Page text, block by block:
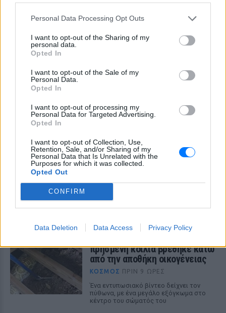
Personal Data Processing Opt Outs
I want to opt-out of the Sharing of my
personal data.
Opted In
I want to opt-out of the Sale of my
Personal Data.
Opted In
I want to opt-out of processing my
Personal Data for Targeted Advertising.
Opted In
I want to opt-out of Collection, Use,
Retention, Sale, and/or Sharing of my
Personal Data that Is Unrelated with the
Purposes for which it was collected.
Opted Out
CONFIRM
Data Deletion Data Access Privacy Policy
ΔΕΙΤΕ ΕΠΙΣΗΣ
ΣΤΗΝ ΙΔΙΑ ΚΑΤΗΓΟΡΙΑ
Daily Mail: Κρυφές χρεώσεις σε
μπαρ και εστιατόρια της
έρευνα
ΚΌΣΜΟΣ ΠΡΙΝ 9 ΏΡΕΣ
Βρετανός δημοσιογράφος πέρασε τρεις
κατέγραψε χειρόγραφους
πρησμένη κοιλιά βρέθηκε κάτω
από την αποθήκη οικογένειας
ΚΌΣΜΟΣ ΠΡΙΝ 9 ΏΡΕΣ
Ένα εντυπωσιακό βίντεο δείχνει τον
πύθωνα, με ένα μεγάλο εξόγκωμα στο
κέντρο του σώματός του